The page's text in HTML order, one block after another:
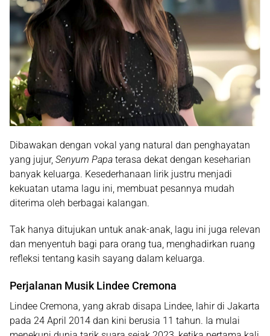
Dibawakan dengan vokal yang natural dan penghayatan
yang jujur, Senyum Papa terasa dekat dengan keseharian
banyak keluarga. Kesederhanaan lirik justru menjadi
kekuatan utama lagu ini, membuat pesannya mudah
diterima oleh berbagai kalangan.
Tak hanya ditujukan untuk anak-anak, lagu ini juga relevan
dan menyentuh bagi para orang tua, menghadirkan ruang
refleksi tentang kasih sayang dalam keluarga.
Perjalanan Musik Lindee Cremona
Lindee Cremona, yang akrab disapa Lindee , lahir di Jakarta
pada 24 April 2014 dan kini berusia 11 tahun. Ia mulai